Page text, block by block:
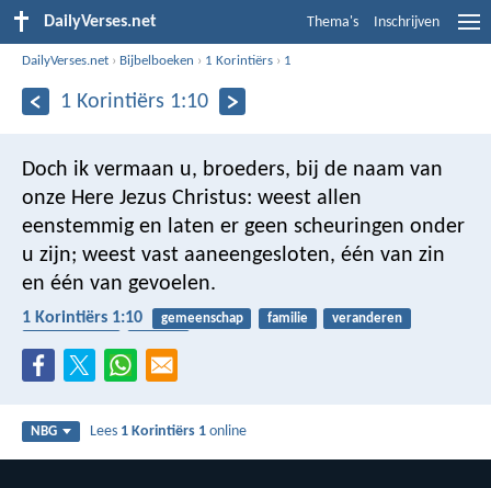
DailyVerses.net Thema's Inschrijven
DailyVerses.net › Bijbelboeken › 1 Korintiërs › 1
1 Korintiërs 1:10
Doch ik vermaan u, broeders, bij de naam van
onze Here Jezus Christus: weest allen
eenstemmig en laten er geen scheuringen onder
u zijn; weest vast aaneengesloten, één van zin
en één van gevoelen.
1 Korintiërs 1:10 gemeenschap familie
veranderen
NBG Lees 1 Korintiërs 1 online